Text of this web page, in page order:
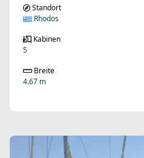
Standort
Rhodos
Kabinen
5
Breite
4.67 m